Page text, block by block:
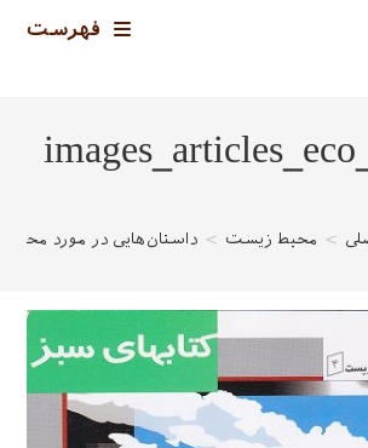
فهرست
> محیط زیست > داستان‌هایی در مورد